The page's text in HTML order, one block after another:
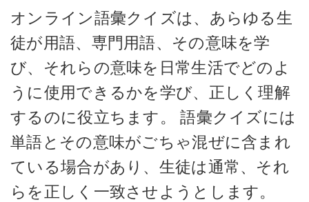
オンライン語彙クイズは、あらゆる生
徒が用語、専門用語、その意味を学
び、それらの意味を日常生活でどのよ
うに使用できるかを学び、正しく理解
するのに役立ちます。 語彙クイズには
単語とその意味がごちゃ混ぜに含まれ
ている場合があり、生徒は通常、それ
らを正しく一致させようとします。